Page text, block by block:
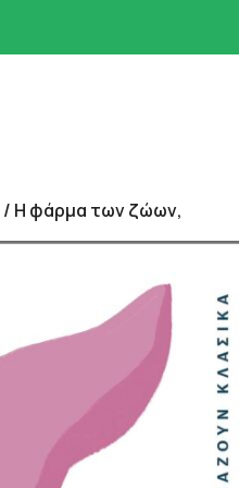
/ Η φάρμα των ζώων,